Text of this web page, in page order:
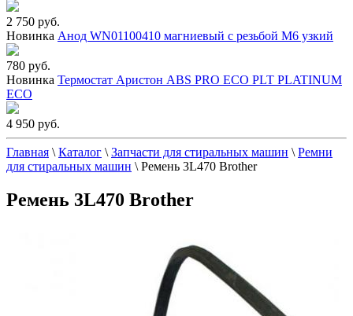
2 750 руб.
Новинка Анод WN01100410 магниевый с резьбой М6 узкий
780 руб.
Новинка Термостат Аристон ABS PRO ECO PLT PLATINUM
ECO
4 950 руб.
Главная \ Каталог \ Запчасти для стиральных машин \ Ремни
для стиральных машин \ Ремень 3L470 Brother
Ремень 3L470 Brother